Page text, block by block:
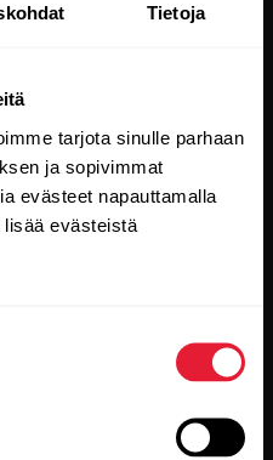
Tietoja
tarjota sinulle parhaan
ja sopivimmat
evästeet napauttamalla
lisää evästeistä